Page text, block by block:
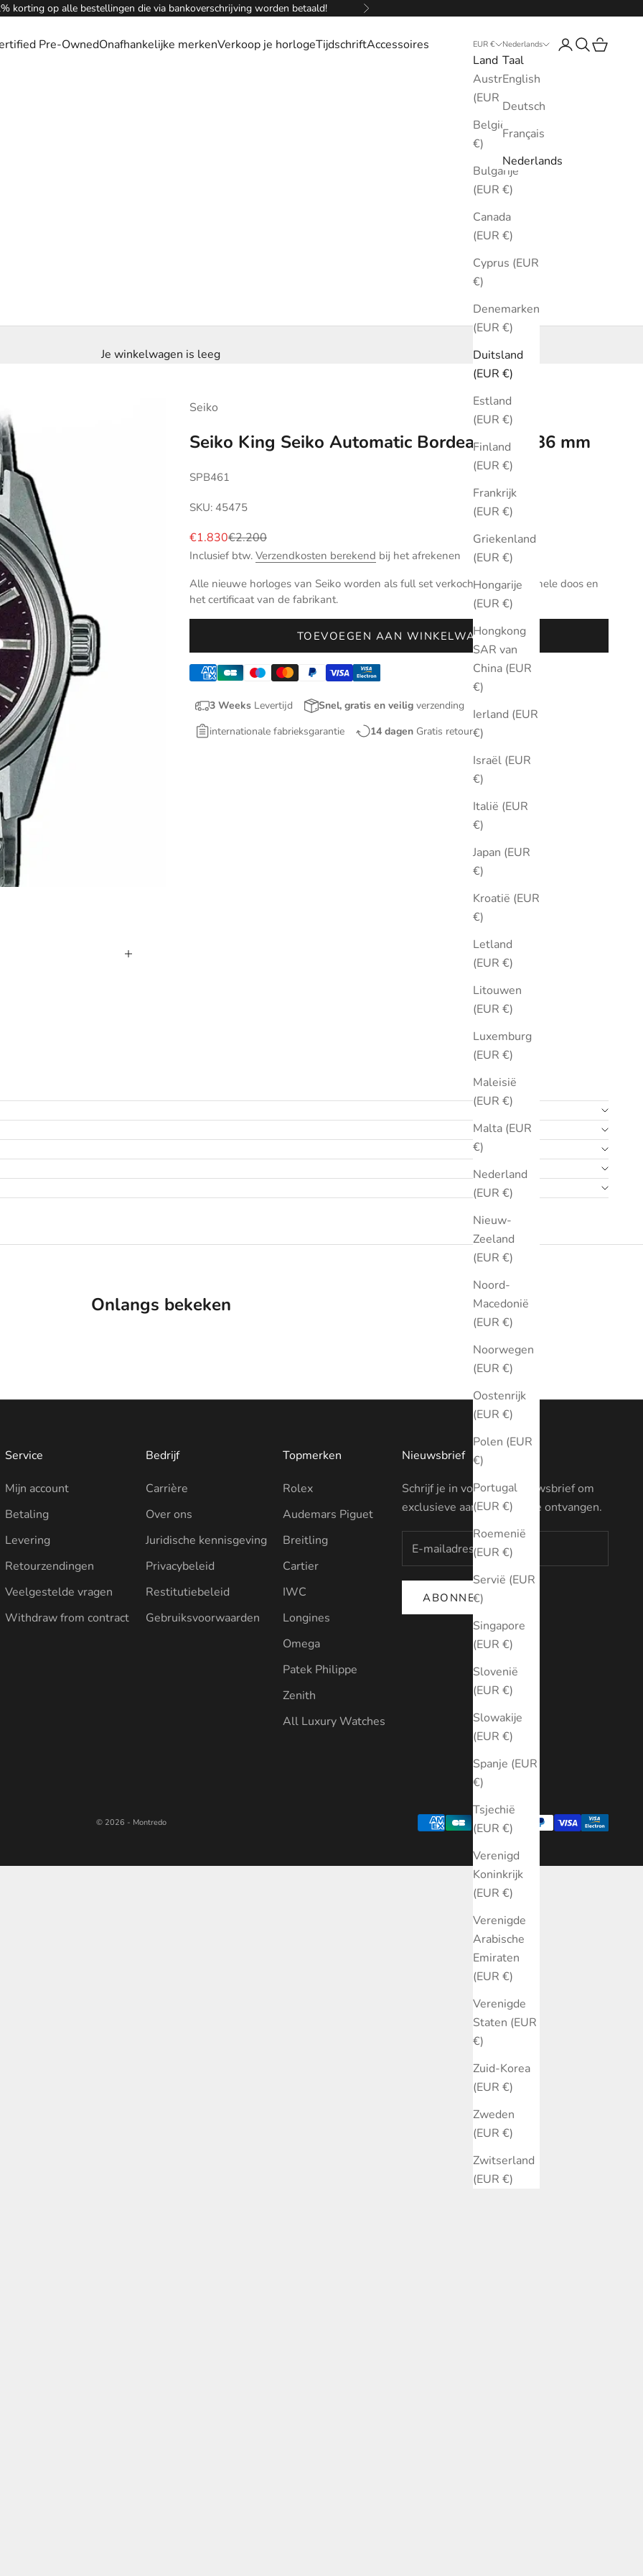
korting op alle bestellingen die via bankoverschrijving worden betaald! Volgende
Pre-OwnedOnafhankelijke merkenVerkoop je horlogeTijdschriftAccessoires EUR €
Land
Australië
(EUR €)
België (EUR
€)
Bulgarije
(EUR €)
Canada
(EUR €)
Cyprus (EUR
€)
Denemarken
(EUR €)
Duitsland
(EUR €)
Estland
(EUR €)
Finland
(EUR €)
Frankrijk
(EUR €)
Griekenland
(EUR €)
Hongarije
(EUR €)
Hongkong
SAR van
China (EUR
€)
Ierland (EUR
€)
Israël (EUR
€)
Italië (EUR
€)
Japan (EUR
€)
Kroatië (EUR
€)
Letland
(EUR €)
Litouwen
(EUR €)
Luxemburg
(EUR €)
Maleisië
(EUR €)
Malta (EUR
€)
Nederland
(EUR €)
Nieuw-
Zeeland
(EUR €)
Noord-
Macedonië
(EUR €)
Noorwegen
(EUR €)
Oostenrijk
(EUR €)
Polen (EUR
€)
Portugal
(EUR €)
Roemenië
(EUR €)
Servië (EUR
€)
Singapore
(EUR €)
Slovenië
(EUR €)
Slowakije
(EUR €)
Spanje (EUR
€)
Tsjechië
(EUR €)
Verenigd
Koninkrijk
(EUR €)
Verenigde
Arabische
Emiraten
(EUR €)
Verenigde
Staten (EUR
€)
Zuid-Korea
(EUR €)
Zweden
(EUR €)
Zwitserland
(EUR €)
Nederlands
Taal
English
Deutsch
Français
Nederlands
Inloggen
Zoeken
Je winkelwagen is leeg
Seiko
Seiko King Seiko Automatic Bordeauxrood 36 mm
SPB461
SKU: 45475
Aanbiedingsprijs
€1.830Normale prijs
€2.200
Inclusief btw. Verzendkosten berekend bij het afrekenen
Alle nieuwe horloges van Seiko worden als full set verkocht met de originele doos en
het certificaat van de fabrikant.
TOEVOEGEN AAN WINKELWAGEN
3 Weeks Levertijd Snel, gratis en veilig verzending
internationale fabrieksgarantie
14 dagen Gratis retourneren
Onlangs bekeken
Service
Mijn account
Betaling
Levering
Retourzendingen
Veelgestelde vragen
Withdraw from contract
Bedrijf
Carrière
Over ons
Juridische kennisgeving
Privacybeleid
Restitutiebeleid
Gebruiksvoorwaarden
Topmerken
Rolex
Audemars Piguet
Breitling
Cartier
IWC
Longines
Omega
Patek Philippe
Zenith
All Luxury Watches
Nieuwsbrief
Schrijf je in voor onze nieuwsbrief om
exclusieve aanbiedingen te ontvangen.
ABONNEREN
© 2026 - Montredo